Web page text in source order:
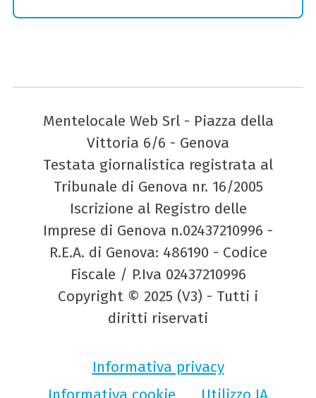
Mentelocale Web Srl - Piazza della
Vittoria 6/6 - Genova
Testata giornalistica registrata al
Tribunale di Genova nr. 16/2005
Iscrizione al Registro delle
Imprese di Genova n.02437210996 -
R.E.A. di Genova: 486190 - Codice
Fiscale / P.Iva 02437210996
Copyright © 2025 (V3) - Tutti i
diritti riservati
Informativa privacy